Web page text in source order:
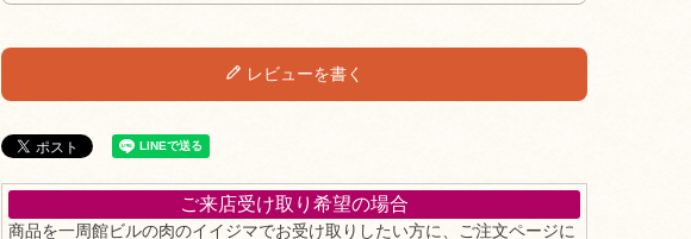
レビューを書く
ご来店受け取り希望の場合
商品を一周館ビルの肉のイイジマでお受け取りしたい方に、ご注文ページに